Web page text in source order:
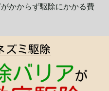
かからず駆除にかかる費
ズミ駆除